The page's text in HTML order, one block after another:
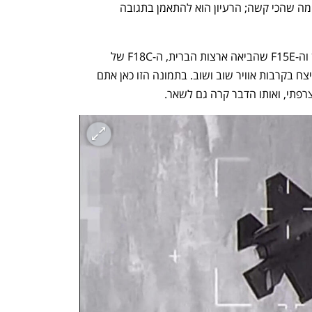
You're NXT